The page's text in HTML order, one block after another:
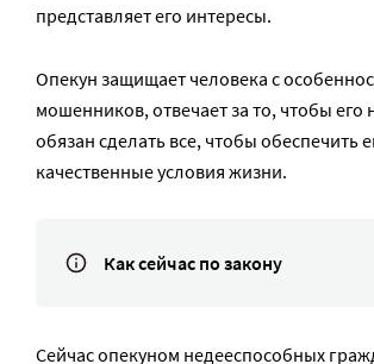
представляет его интересы.
Опекун защищает человека с
мошенников, отвечает за то, чтобы его
обязан сделать все, чтобы обеспечить
качественные условия жизни.
Как сейчас по закону
Сейчас опекуном недееспособных